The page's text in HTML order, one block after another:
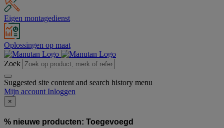
Eigen montagedienst
Oplossingen op maat
Zoek
Suggested site content and search history menu
Mijn account Inloggen
×
% nieuwe producten: Toegevoegd